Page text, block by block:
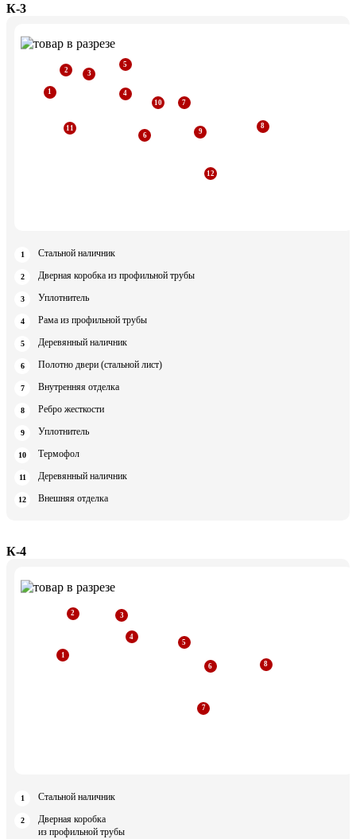
К-3
Стальной наличник
Дверная коробка из профильной трубы
Уплотнитель
Рама из профильной трубы
Деревянный наличник
Полотно двери (стальной лист)
Внутренняя отделка
Ребро жесткости
Уплотнитель
Термофол
Деревянный наличник
Внешняя отделка
К-4
Стальной наличник
Дверная коробка
из профильной трубы